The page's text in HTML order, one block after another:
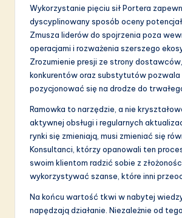
Wykorzystanie pięciu sił Portera
dyscyplinowany sposób oceny
Zmusza liderów do spojrzenia poza
operacjami i rozważenia szerszego
Zrozumienie presji ze strony
konkurentów oraz substytutów pozwala
pozycjonować się na drodze do
Ramowka to narzędzie, a nie
aktywnej obsługi i regularnych
rynki się zmieniają, musi zmieniać się
Konsultanci, którzy opanowali ten
swoim klientom radzić sobie z
wykorzystywać szanse, które inni
Na końcu wartość tkwi w nabytej
napędzają działanie. Niezależnie od